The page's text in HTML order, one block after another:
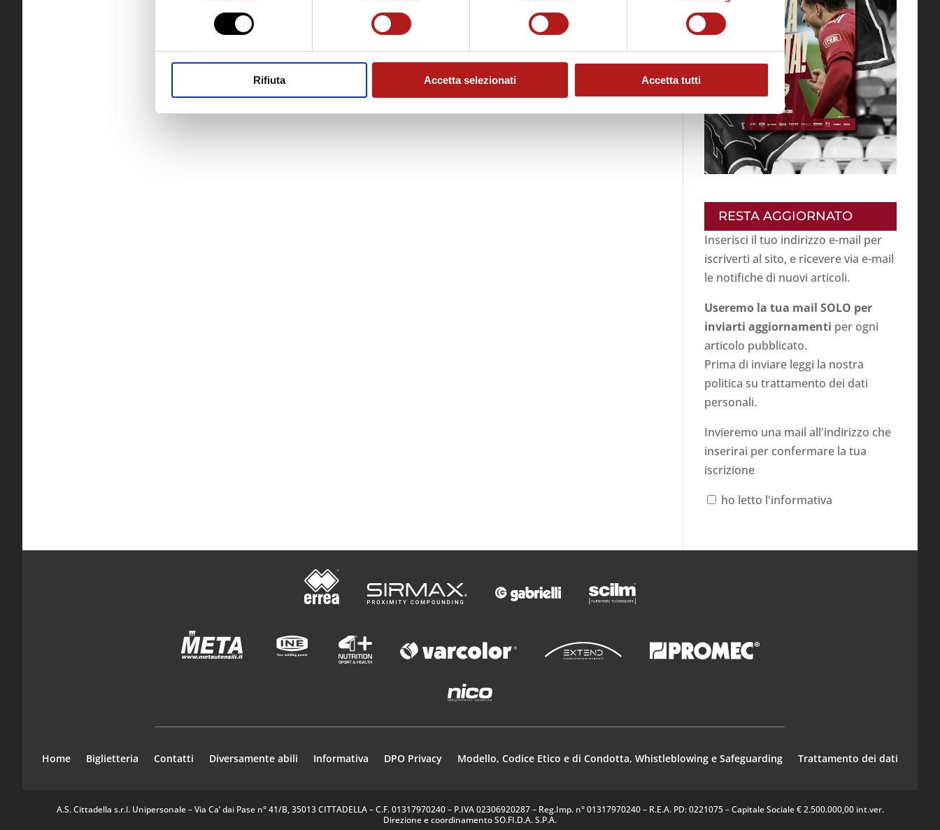
Rifiuta Accetta selezionati Accetta tutti
RESTA AGGIORNATO
Inserisci il tuo indirizzo e-mail per
iscriverti al sito, e ricevere via e-mail
le notifiche di nuovi articoli.
Useremo la tua mail SOLO per
inviarti aggiornamenti per ogni
articolo pubblicato.
Prima di inviare leggi la nostra
politica su trattamento dei dati
personali.
Invieremo una mail all'indirizzo che
inserirai per confermare la tua
iscrizione
ho letto l'informativa
Home Biglietteria Contatti Diversamente abili Informativa DPO Privacy Modello, Codice Etico e di Condotta, Whistleblowing e Safeguarding Trattamento dei dati
A.S. Cittadella s.r.l. Unipersonale – Via Ca’ dai Pase n° 41/B, 35013 CITTADELLA – C.F. 01317970240 – P.IVA 02306920287 – Reg.Imp. n° 01317970240 – R.E.A. PD: 0221075 – Capitale Sociale € 2.500.000,00 int.ver.
Direzione e coordinamento SO.FI.D.A. S.P.A.